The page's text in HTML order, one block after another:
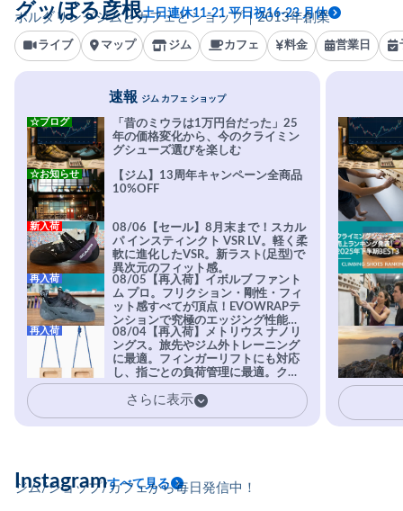
ボルダリングジムとカフェとショップ｜2013年創業
グッぼる彦根土日連休11-21 平日祝16-23 月休
ライブ マップ ジム カフェ 料金 営業日
速報 ジム カフェ ショップ
「昔のミウラは1万円台だった」25
年の価格変化から、今のクライミン
グシューズ選びを楽しむ
☆ブログ
【ジム】13周年キャンペーン全商品
10%OFF
☆お知らせ
08/06【セール】8月末まで！スカル
パ インスティンクト VSR LV。軽く柔
軟に進化したVSR。新ラスト(足型)で
異次元のフィット感。
新入荷
08/05【再入荷】イボルブ ファント
ム プロ。フリクション・剛性・フィ
ット感すべてが頂点！EVOWRAPテ
ンションで究極のエッジング性能を
実現。進化系ラバーEvo-74はTRAX
を凌駕する粘着力で極小ホールドに
安心感。
再入荷
08/04【再入荷】メトリウス ナノリ
ングス。旅先やジム外トレーニング
に最適。フィンガーリフトにも対応
し、指ごとの負荷管理に最適。クラ
イマーの指を本気で鍛えるギア。
再入荷
さらに表示
ジム/ショップ/カフェから毎日発信中！
Instagramすべて見る